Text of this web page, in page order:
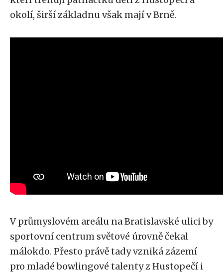
okolí, širší základnu však mají v Brně.
V průmyslovém areálu na Bratislavské ulici by
sportovní centrum světové úrovně čekal
málokdo. Přesto právě tady vzniká zázemí
pro mladé bowlingové talenty z Hustopečí i